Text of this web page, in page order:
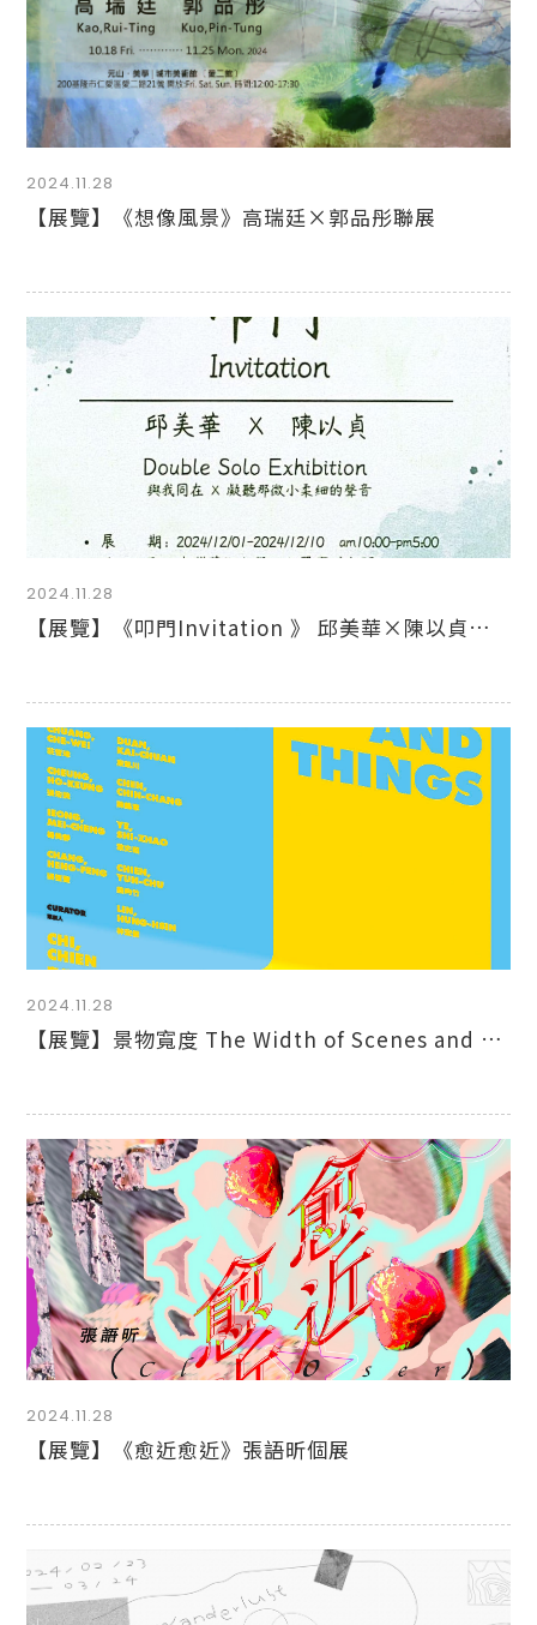
2024.11.28
【展覽】《想像風景》高瑞廷×郭品彤聯展
2024.11.28
【展覽】《叩門Invitation 》 邱美華×陳以貞聯展
2024.11.28
【展覽】景物寬度 The Width of Scenes and Things
2024.11.28
【展覽】《愈近愈近》張語昕個展